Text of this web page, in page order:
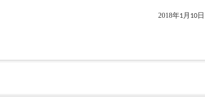
2018年1月 10 日